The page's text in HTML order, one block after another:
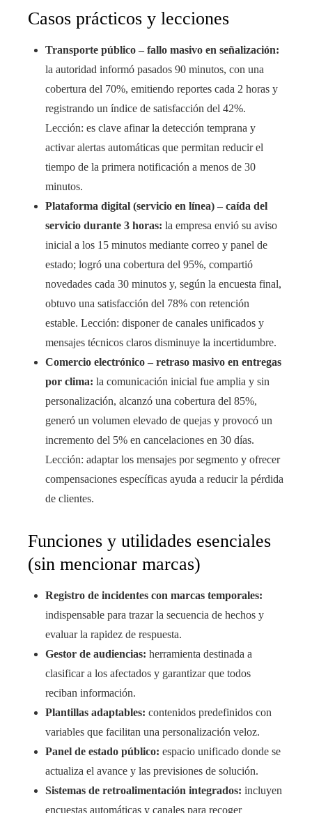
Casos prácticos y lecciones
Transporte público – fallo masivo en señalización:
la autoridad informó pasados 90 minutos, con una
cobertura del 70%, emitiendo reportes cada 2 horas y
registrando un índice de satisfacción del 42%.
Lección: es clave afinar la detección temprana y
activar alertas automáticas que permitan reducir el
tiempo de la primera notificación a menos de 30
minutos.
Plataforma digital (servicio en línea) – caída del
servicio durante 3 horas: la empresa envió su aviso
inicial a los 15 minutos mediante correo y panel de
estado; logró una cobertura del 95%, compartió
novedades cada 30 minutos y, según la encuesta final,
obtuvo una satisfacción del 78% con retención
estable. Lección: disponer de canales unificados y
mensajes técnicos claros disminuye la incertidumbre.
Comercio electrónico – retraso masivo en entregas
por clima: la comunicación inicial fue amplia y sin
personalización, alcanzó una cobertura del 85%,
generó un volumen elevado de quejas y provocó un
incremento del 5% en cancelaciones en 30 días.
Lección: adaptar los mensajes por segmento y ofrecer
compensaciones específicas ayuda a reducir la pérdida
de clientes.
Funciones y utilidades esenciales
(sin mencionar marcas)
Registro de incidentes con marcas temporales:
indispensable para trazar la secuencia de hechos y
evaluar la rapidez de respuesta.
Gestor de audiencias: herramienta destinada a
clasificar a los afectados y garantizar que todos
reciban información.
Plantillas adaptables: contenidos predefinidos con
variables que facilitan una personalización veloz.
Panel de estado público: espacio unificado donde se
actualiza el avance y las previsiones de solución.
Sistemas de retroalimentación integrados: incluyen
encuestas automáticas y canales para recoger